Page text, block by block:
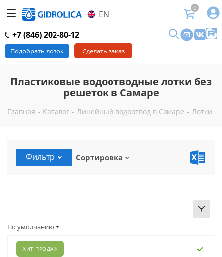
EN
0
+7 (846) 202-80-12
Подобрать лоток Сделать заказ
Пластиковые водоотводные лотки без
решеток в Самаре
Главная - Каталог - Линейный водоотвод в Самаре - Лотки
Фильтр Сортировка
По умолчанию
ХИТ ПРОДАЖ